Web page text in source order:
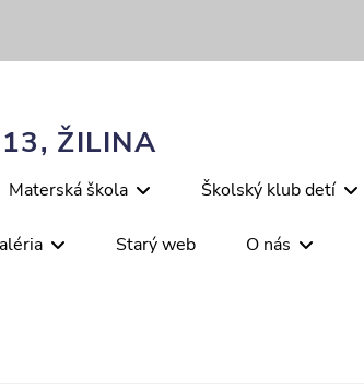
13, ŽILINA
Materská škola Školský klub detí
Starý web O nás